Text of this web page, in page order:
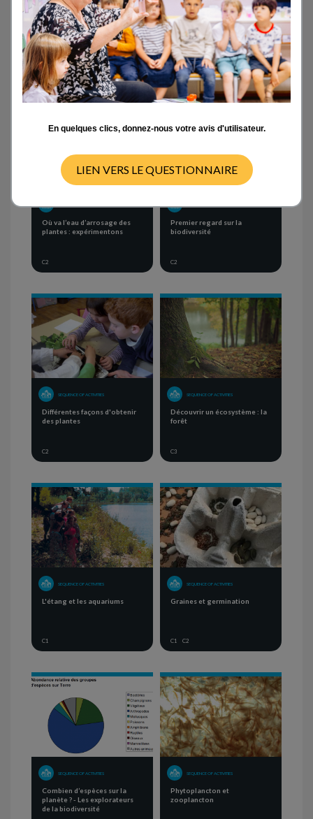
Activités en classe
- ANY - CYCLE 1 CYCLE 2 CYCLE 3 CYCLE 4
Où va l’eau d’arrosage des
plantes : expérimentons
C2
Premier regard sur la
biodiversité
C2
SEQUENCE OF ACTIVITIES
Différentes façons d'obtenir
des plantes
C2
SEQUENCE OF ACTIVITIES
Découvrir un écosystème : la
forêt
C3
SEQUENCE OF ACTIVITIES
L'étang et les aquariums
C1
SEQUENCE OF ACTIVITIES
Graines et germination
C1 C2
SEQUENCE OF ACTIVITIES
Combien d’espèces sur la
planète ? - Les explorateurs
de la biodiversité
SEQUENCE OF ACTIVITIES
Phytoplancton et
zooplancton
En quelques clics, donnez-nous votre avis d'utilisateur.
LIEN VERS LE QUESTIONNAIRE